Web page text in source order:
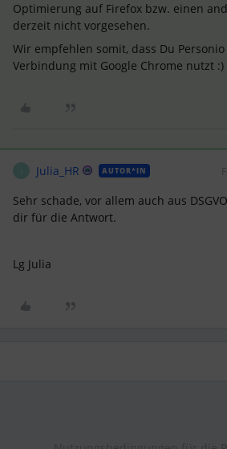
Optimierung auf Firefox bzw. einen
derzeit nicht vorgesehen.
Wir empfehlen somit, dass Du
Verbindung mit Google Chrome nutzt :)
Julia_HR AUTOR*IN
Sehr schade, vor allem auch aus
dir für die Antwort.
Lg Julia